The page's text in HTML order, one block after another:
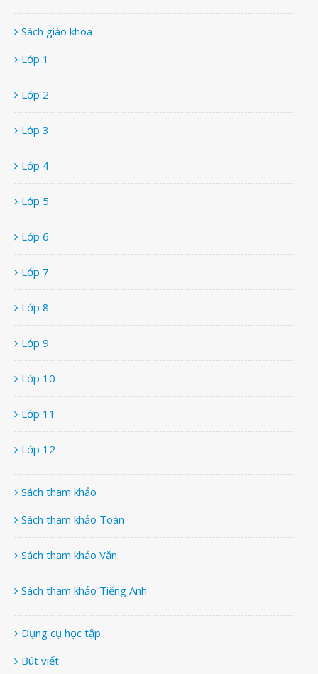
Sách giáo khoa
Lớp 1
Lớp 2
Lớp 3
Lớp 4
Lớp 5
Lớp 6
Lớp 7
Lớp 8
Lớp 9
Lớp 10
Lớp 11
Lớp 12
Sách tham khảo
Sách tham khảo Toán
Sách tham khảo Văn
Sách tham khảo Tiếng Anh
Dụng cụ học tập
Bút viết